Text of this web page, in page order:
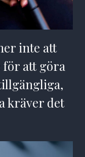
inte att
att göra
kräver det